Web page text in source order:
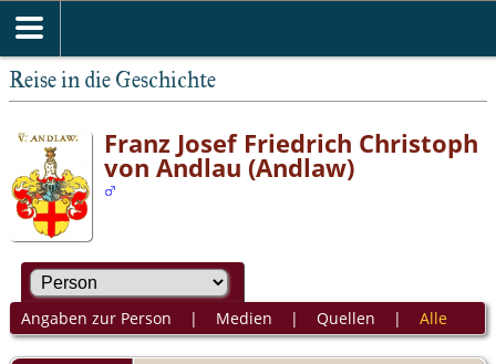
Reise in die Geschichte
Franz Josef Friedrich Christoph
von Andlau (Andlaw)
Angaben zur Person | Medien | Quellen | Alle